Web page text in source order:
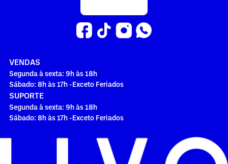
VENDAS
Segunda à sexta: 9h às 18h
Sábado: 8h às 17h -Exceto Feriados
SUPORTE
Segunda à sexta: 9h às 18h
Sábado: 8h às 17h -Exceto Feriados